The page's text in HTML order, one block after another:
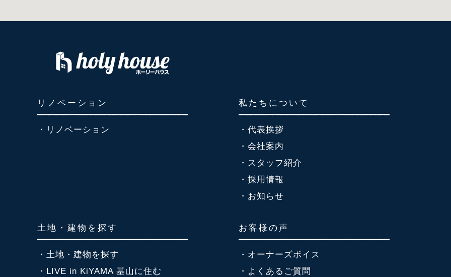
リノベーション
・リノベーション
私たちについて
・代表挨拶
・会社案内
・スタッフ紹介
・採用情報
・お知らせ
土地・建物を探す
・土地・建物を探す
・LIVE in KiYAMA 基山に住む
お客様の声
・オーナーズボイス
・よくあるご質問